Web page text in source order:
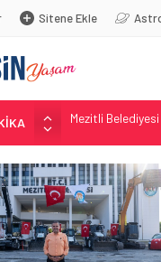
Sitene Ekle
Mersin Sinema
Toroslar yeni
Çocuklar için
Ali Bozan, Bakan
Mezitli